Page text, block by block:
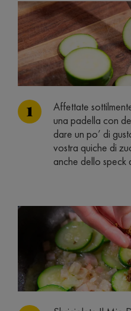
Affettate
una padella con
dare un po’ di
vostra quiche di
anche dello speck